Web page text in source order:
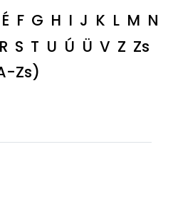
É F G H I J K L M N
R S T U Ú Ü V Z Zs
Zs)